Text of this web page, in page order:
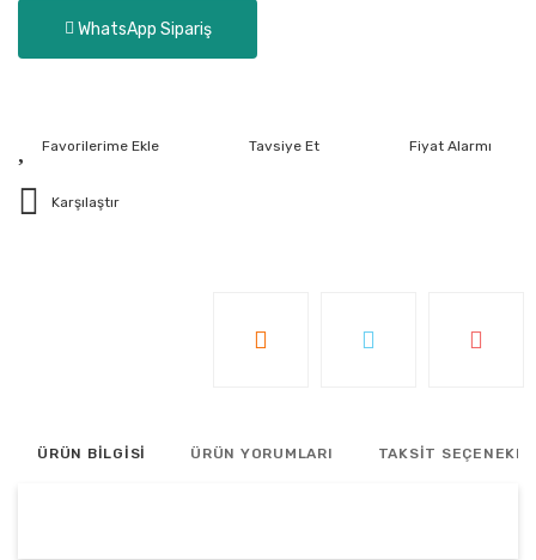
WhatsApp Sipariş
Tavsiye Et Fiyat Alarmı
Karşılaştır
ÜRÜN BİLGİSİ ÜRÜN YORUMLARI TAKSİT